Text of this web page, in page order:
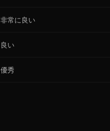
非常に良い
良い
優秀